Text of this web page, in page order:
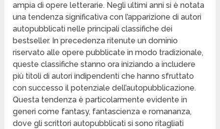
ampia di opere letterarie. Negli ultimi anni si è notata
una tendenza significativa con l’apparizione di autori
autopubblicati nelle principali classifiche dei
bestseller. In precedenza ritenute un dominio
riservato alle opere pubblicate in modo tradizionale,
queste classifiche stanno ora iniziando a includere
più titoli di autori indipendenti che hanno sfruttato
con successo il potenziale dell’autopubblicazione.
Questa tendenza è particolarmente evidente in
generi come fantasy, fantascienza e romananza,
dove gli scrittori autopubblicati si sono ritagliati